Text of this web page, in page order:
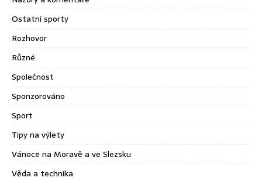
Ostatní sporty
Rozhovor
Různé
Společnost
Sponzorováno
Sport
Tipy na výlety
Vánoce na Moravě a ve Slezsku
Věda a technika